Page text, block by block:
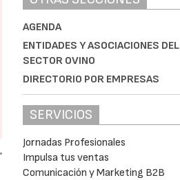
AGENDA
ENTIDADES Y ASOCIACIONES DEL
SECTOR OVINO
DIRECTORIO POR EMPRESAS
SERVICIOS
Jornadas Profesionales
Impulsa tus ventas
Comunicación y Marketing B2B